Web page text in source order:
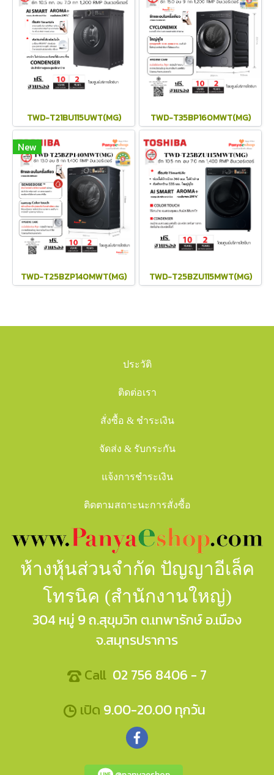
TWD-T21BU115UWT(MG) TWD-T35BP160MWT(MG)
New
TWD-T25BZP140MWT(MG) TWD-T25BZU115MWT(MG)
ประวัติ
ติดต่อเรา
สั่งซื้อ & ชำระเงิน
จัดส่ง & รับกระกัน
แจ้งการชำระเงิน
ติดตามสถาะนะการสั่งซื้อ
ห้างหุ้นส่วนจำกัด ปัญญาอีเล็ค
โทรนิค (สำนักงานใหญ่)
304 หมู่ 9 ถ.สุขุมวิท ต.เทพารักษ์ อ.เมือง
จ.สมุทรปราการ
Call 02 756 8406 - 7
เปิด 9.00-20.00 ทุกวัน